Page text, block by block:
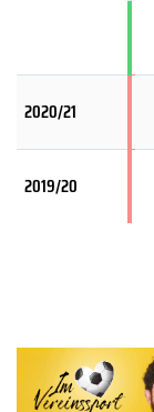
2020/21
2019/20